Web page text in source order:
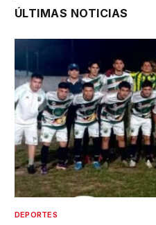
ÚLTIMAS NOTICIAS
DEPORTES